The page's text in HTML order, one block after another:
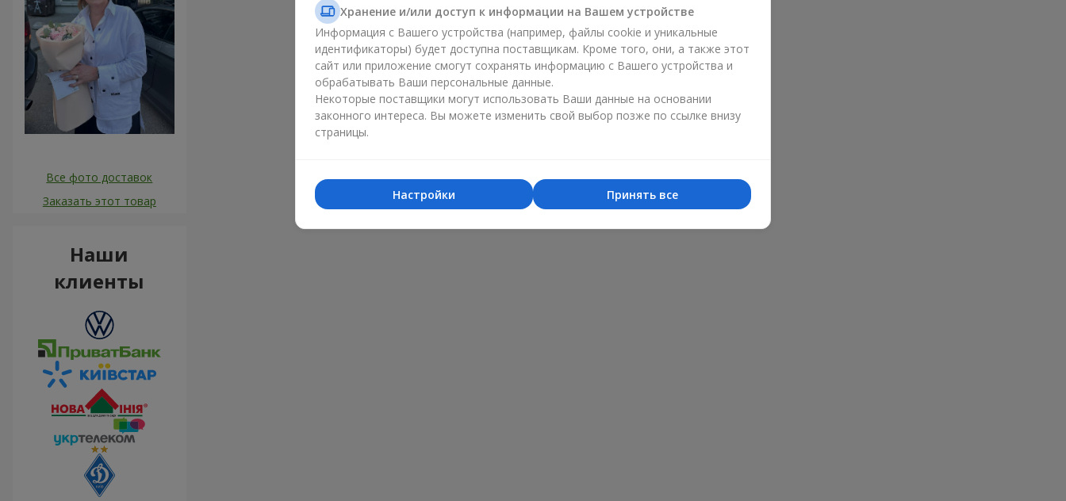
Все фото доставок
Заказать этот товар
Наши
клиенты
Хранение и/или доступ к информации на Вашем устройстве
Информация с Вашего устройства (например, файлы cookie и уникальные
идентификаторы) будет доступна поставщикам. Кроме того, они, а также этот
сайт или приложение смогут сохранять информацию с Вашего устройства и
обрабатывать Ваши персональные данные.
Некоторые поставщики могут использовать Ваши данные на основании
законного интереса. Вы можете изменить свой выбор позже по ссылке внизу
страницы.
Принять все
Настройки